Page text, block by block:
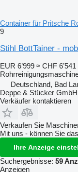
Container für Pritsche
9
Stihl BottTainer -
EUR 6’999 ≈ CHF 6’541
Deutschland, Bad
Deppe & Stücker GmbH
Verkäufer kontaktieren
Verkaufen Sie
Mit uns - können Sie
Ihre Anzeige
Suchergebnisse: 59
Anzeigen